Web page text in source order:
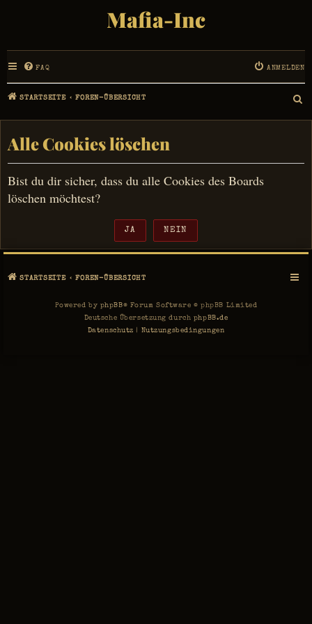
Mafia-Inc
FAQ ANMELDEN
STARTSEITE FOREN-ÜBERSICHT
Alle Cookies löschen
Bist du dir sicher, dass du alle Cookies des Boards
löschen möchtest?
STARTSEITE FOREN-ÜBERSICHT
Powered by phpBB® Forum Software © phpBB Limited
Deutsche Übersetzung durch phpBB.de
Datenschutz | Nutzungsbedingungen